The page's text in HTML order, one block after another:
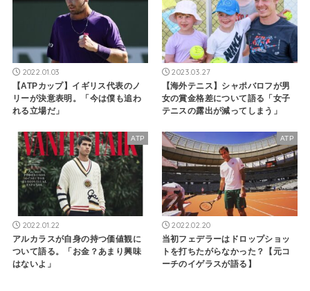
2022.01.03
【ATPカップ】イギリス代表のノ
リーが決意表明。「今は僕も追わ
れる立場だ」
2023.03.27
【海外テニス】シャポバロフが男
女の賞金格差について語る「女子
テニスの露出が減ってしまう」
ATP
2022.01.22
アルカラスが自身の持つ価値観に
ついて語る。「お金？あまり興味
はないよ」
ATP
2022.02.20
当初フェデラーはドロップショッ
トを打ちたがらなかった？【元コ
ーチのイゲラスが語る】